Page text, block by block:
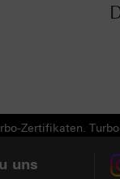
Zertifikaten.
uns